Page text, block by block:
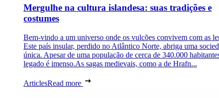
Mergulhe na cultura islandesa: suas tradições e
costumes
Bem-vindo a um universo onde os vulcões convivem com as
Este país insular, perdido no Atlântico Norte, abriga uma
única. Apesar de uma população de cerca de 340.000
legado é imenso.As sagas medievais, como a de Hrafn...
ArticlesRead more